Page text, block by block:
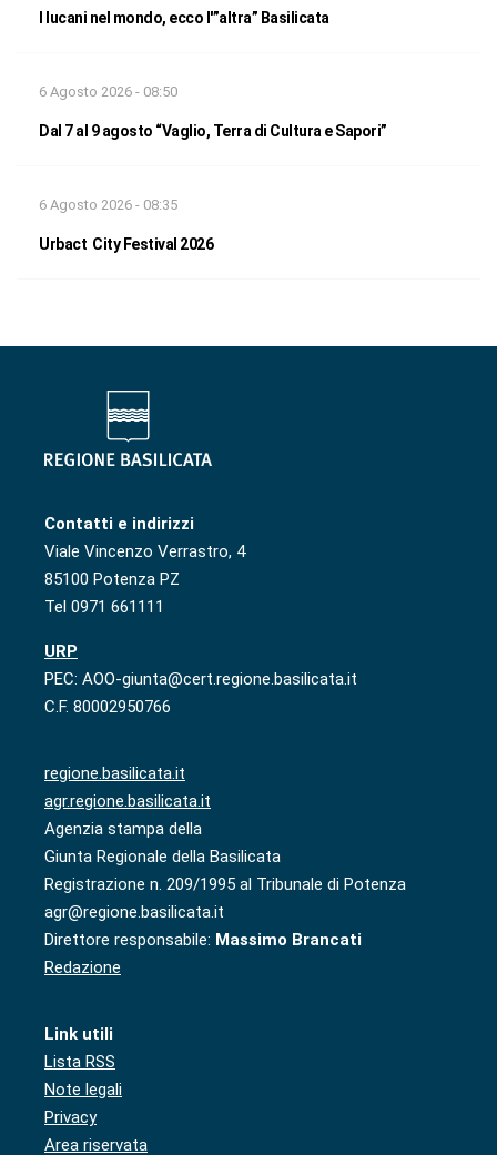
I lucani nel mondo, ecco l'”altra” Basilicata
6 Agosto 2026 - 08:50
Dal 7 al 9 agosto “Vaglio, Terra di Cultura e Sapori”
6 Agosto 2026 - 08:35
Urbact City Festival 2026
Contatti e indirizzi
Viale Vincenzo Verrastro, 4
85100 Potenza PZ
Tel 0971 661111
URP
PEC: AOO-giunta@cert.regione.basilicata.it
C.F. 80002950766
regione.basilicata.it
agr.regione.basilicata.it
Agenzia stampa della
Giunta Regionale della Basilicata
Registrazione n. 209/1995 al Tribunale di Potenza
agr@regione.basilicata.it
Direttore responsabile: Massimo Brancati
Redazione
Link utili
Lista RSS
Note legali
Privacy
Area riservata